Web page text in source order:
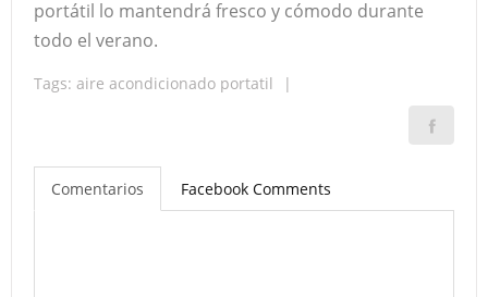
portátil lo mantendrá fresco y cómodo durante
todo el verano.
Tags: aire acondicionado portatil |
Comentarios Facebook Comments